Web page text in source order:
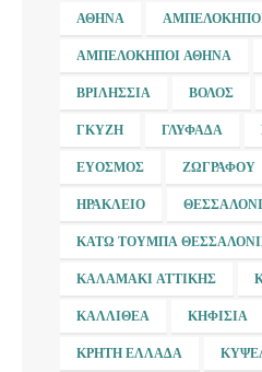
ΑΘΉΝΑ
ΑΜΠΕΛΌΚΗΠΟΙ ΑΘΉΝΑ
ΒΡΙΛΉΣΣΙΑ ΒΌΛΟΣ
ΓΚΎΖΗ ΓΛΥΦΆΔΑ
ΕΎΟΣΜΟΣ ΖΩΓΡΆΦΟΥ
ΗΡΆΚΛΕΙΟ
ΚΆΤΩ ΤΟΎΜΠΑ
ΚΑΛΑΜΆΚΙ ΑΤΤΙΚΉΣ
ΚΑΛΛΙΘΈΑ ΚΗΦΙΣΙΆ
ΚΡΉΤΗ ΕΛΛΆΔΑ